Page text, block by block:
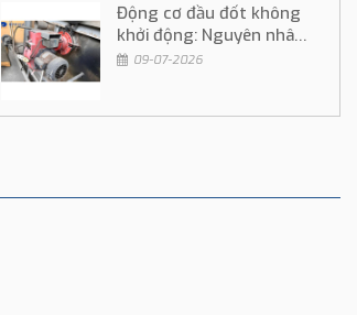
Động cơ đầu đốt không
khởi động: Nguyên nhân
và cách khắc phục
09-07-2026